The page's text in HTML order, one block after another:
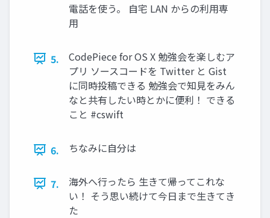
電話を使う。 ⾃宅 LAN からの利⽤専
⽤
5.
CodePiece for OS X 勉強会を楽しむア
プリ ソースコードを Twitter と Gist
に同時投稿できる 勉強会で知⾒をみん
なと共有したい時とかに便利！ できる
こと #cswift
6. ちなみに⾃分は
7.
海外へ⾏ったら ⽣きて帰ってこれな
い！ そう思い続けて今⽇まで⽣きてき
た